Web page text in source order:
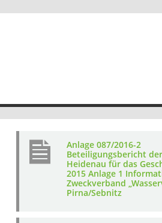
Anlage 087/2016-2
Beteiligungsbericht
Heidenau für das
2015 Anlage 1
Zweckverband
Pirna/Sebnitz